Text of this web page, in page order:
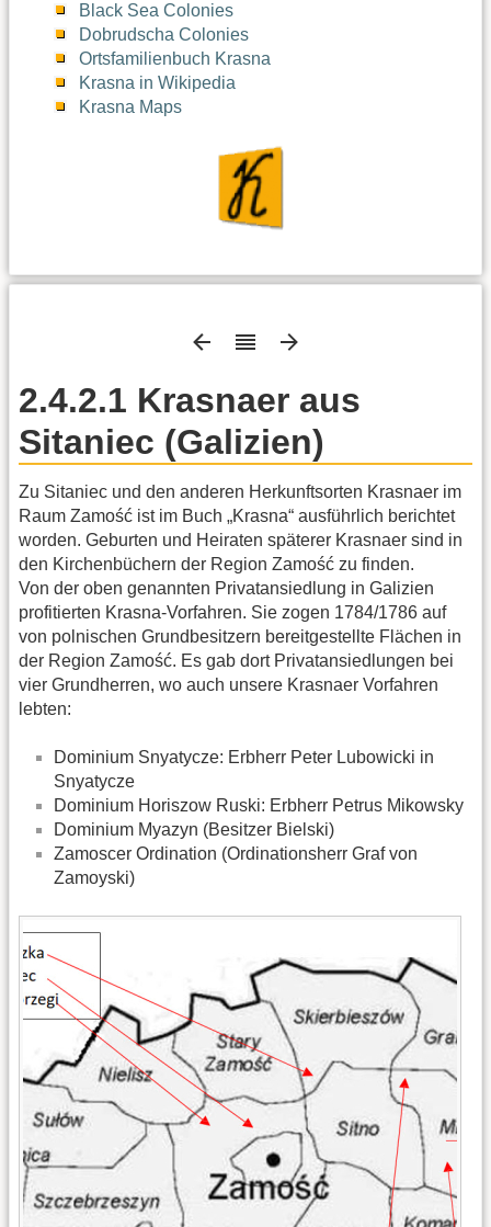
Black Sea Colonies
Dobrudscha Colonies
Ortsfamilienbuch Krasna
Krasna in Wikipedia
Krasna Maps
2.4.2.1 Krasnaer aus
Sitaniec (Galizien)
Zu Sitaniec und den anderen Herkunftsorten Krasnaer im
Raum Zamość ist im Buch „Krasna“ ausführlich berichtet
worden. Geburten und Heiraten späterer Krasnaer sind in
den Kirchenbüchern der Region Zamość zu finden.
Von der oben genannten Privatansiedlung in Galizien
profitierten Krasna-Vorfahren. Sie zogen 1784/1786 auf
von polnischen Grundbesitzern bereitgestellte Flächen in
der Region Zamość. Es gab dort Privatansiedlungen bei
vier Grundherren, wo auch unsere Krasnaer Vorfahren
lebten:
Dominium Snyatycze: Erbherr Peter Lubowicki in
Snyatycze
Dominium Horiszow Ruski: Erbherr Petrus Mikowsky
Dominium Myazyn (Besitzer Bielski)
Zamoscer Ordination (Ordinationsherr Graf von
Zamoyski)